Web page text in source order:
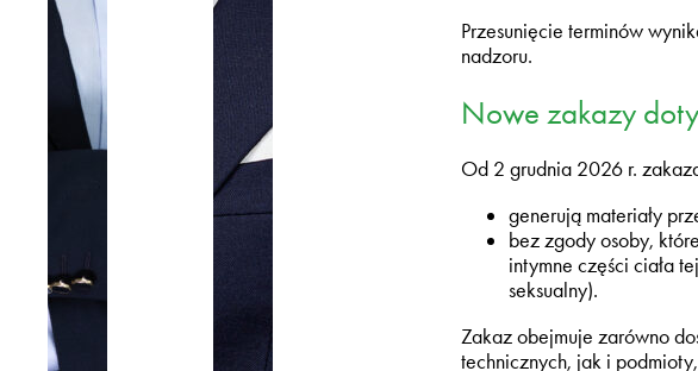
Przesunięcie terminów
nadzoru.
Nowe zakazy
Od 2 grudnia 2026 r.
generują materiały
bez zgody osoby,
intymne części ciała
seksualny).
Zakaz obejmuje zarówno
technicznych, jak i